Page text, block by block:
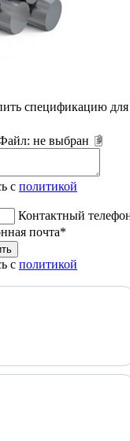
спецификацию для
не выбран
с политикой
Контактный
почта*
с политикой